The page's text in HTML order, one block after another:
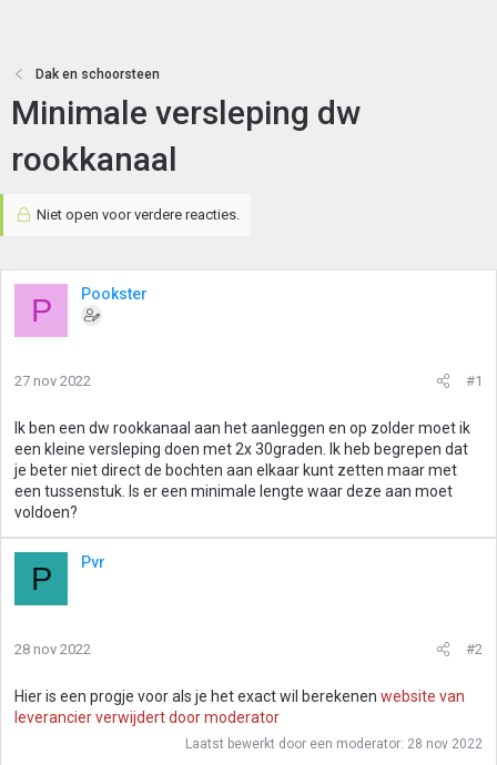
Dak en schoorsteen
Minimale versleping dw
rookkanaal
Niet open voor verdere reacties.
P Pookster
27 nov 2022 #1
Ik ben een dw rookkanaal aan het aanleggen en op zolder moet ik
een kleine versleping doen met 2x 30graden. Ik heb begrepen dat
je beter niet direct de bochten aan elkaar kunt zetten maar met
een tussenstuk. Is er een minimale lengte waar deze aan moet
voldoen?
P Pvr
28 nov 2022 #2
Hier is een progje voor als je het exact wil berekenen website van
leverancier verwijdert door moderator
Laatst bewerkt door een moderator: 28 nov 2022